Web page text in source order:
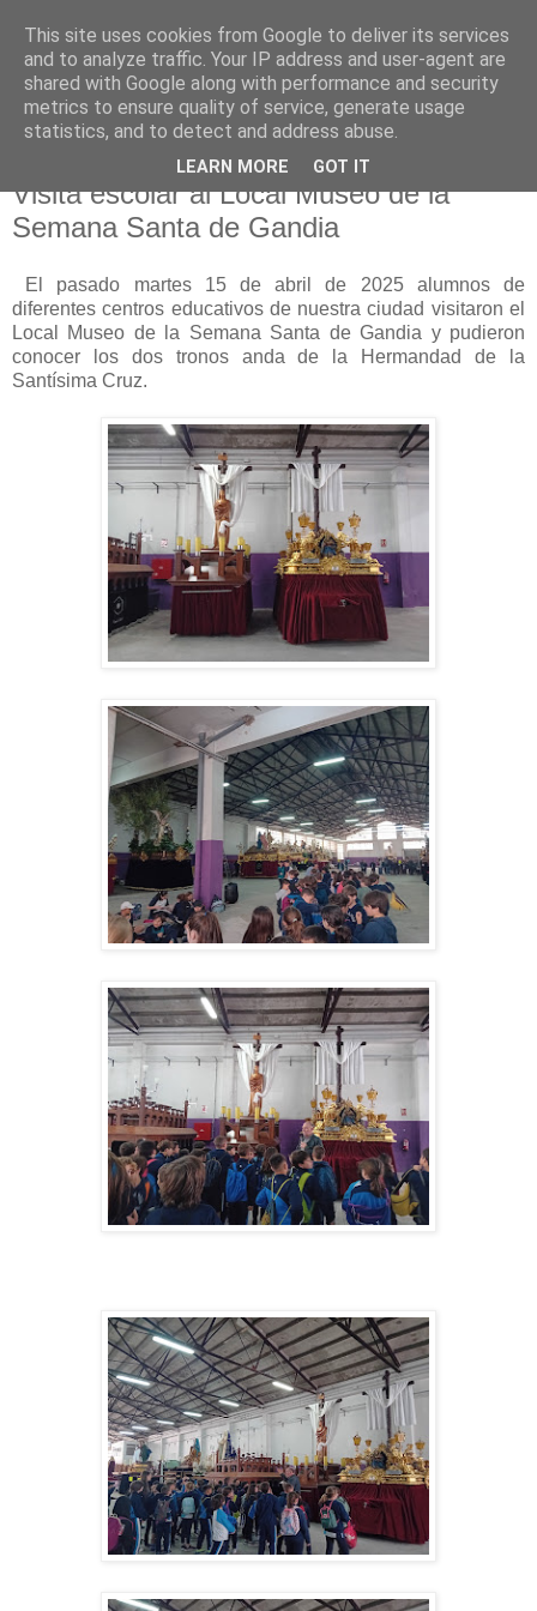
Hermandad de la
Santísima Cruz
Visita escolar al Local Museo de la
Semana Santa de Gandia
El pasado martes 15 de abril de 2025 alumnos de
diferentes centros educativos de nuestra ciudad visitaron el
Local Museo de la Semana Santa de Gandia y pudieron
conocer los dos tronos anda de la Hermandad de la
Santísima Cruz.
This site uses cookies from Google to deliver its services
and to analyze traffic. Your IP address and user-agent are
shared with Google along with performance and security
metrics to ensure quality of service, generate usage
statistics, and to detect and address abuse.
LEARN MORE GOT IT